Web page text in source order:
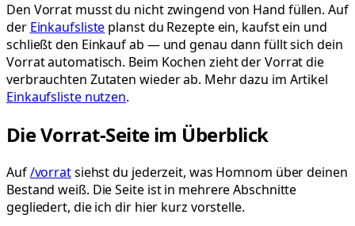
Den Vorrat musst du nicht zwingend von Hand füllen. Auf
der Einkaufsliste planst du Rezepte ein, kaufst ein und
schließt den Einkauf ab — und genau dann füllt sich dein
Vorrat automatisch. Beim Kochen zieht der Vorrat die
verbrauchten Zutaten wieder ab. Mehr dazu im Artikel
Einkaufsliste nutzen.
Die Vorrat-Seite im Überblick
Auf/vorratsiehst du jederzeit, was Homnom über deinen
Bestand weiß. Die Seite ist in mehrere Abschnitte
gegliedert, die ich dir hier kurz vorstelle.